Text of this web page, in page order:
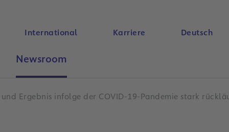
International Karriere Deutsch
Newsroom
Ergebnis infolge der COVID-19-Pandemie stark